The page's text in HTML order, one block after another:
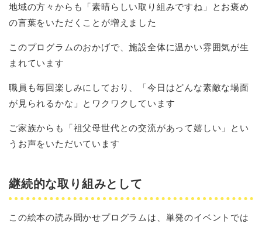
地域の方々からも「素晴らしい取り組みですね」とお褒め
の言葉をいただくことが増えました
このプログラムのおかげで、施設全体に温かい雰囲気が生
まれています
職員も毎回楽しみにしており、「今日はどんな素敵な場面
が見られるかな」とワクワクしています
ご家族からも「祖父母世代との交流があって嬉しい」とい
うお声をいただいています
継続的な取り組みとして
この絵本の読み聞かせプログラムは、単発のイベントでは